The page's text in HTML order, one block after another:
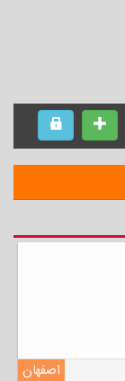
اصفهان